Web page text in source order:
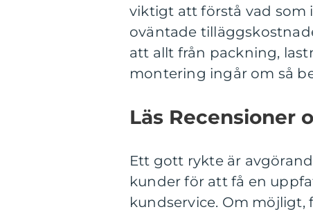
viktigt att förstå vad som
oväntade
att allt från packning,
montering ingår om så
Läs Recensioner
Ett gott rykte är
kunder för att få en
kundservice. Om möjligt,